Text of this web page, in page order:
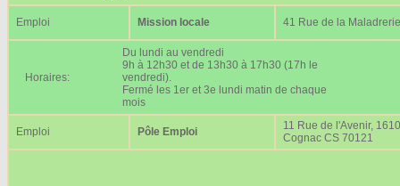
Emploi Mission locale 41 Rue de la Maladrerie
Horaires:
Du lundi au vendredi
9h à 12h30 et de 13h30 à 17h30 (17h le
vendredi).
Fermé les 1er et 3e lundi matin de chaque
mois
Emploi Pôle Emploi
11 Rue de l'Avenir,
Cognac CS 70121